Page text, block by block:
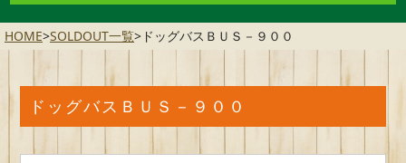
HOME>SOLDOUT一覧> ドッグバスＢＵＳ－９００
ドッグバスＢＵＳ－９００